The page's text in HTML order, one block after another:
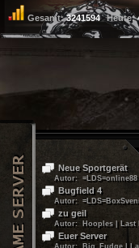
Gesamt:3241594 Heute:
Neue Sportgerät
Autor: =LDS=online88
Bugfield 4
Autor:
zu geil
Autor: Hooples | Last
Euer Server
Autor: Big_Fudge |